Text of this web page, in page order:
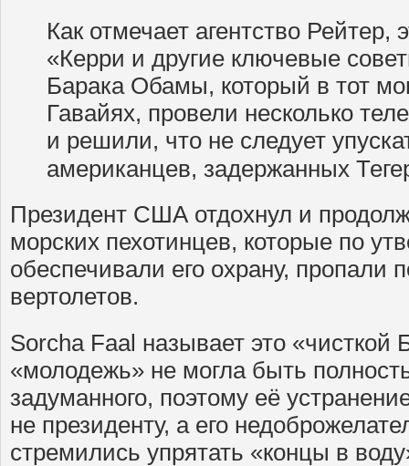
Как отмечает агентство Рейтер,
«Керри и другие ключевые
Барака Обамы, который в тот
Гавайях, провели несколько
и решили, что не следует
американцев, задержанных
Президент США отдохнул и
морских пехотинцев, которые по
обеспечивали его охрану, пропали
вертолетов.
Sorcha Faal называет это
«молодежь» не могла быть
задуманного, поэтому её
не президенту, а его
стремились упрятать «концы в